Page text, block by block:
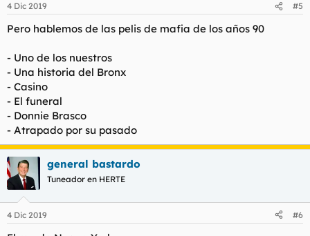
4 Dic 2019 #5
Pero hablemos de las pelis de mafia de los años 90
- Uno de los nuestros
- Una historia del Bronx
- Casino
- El funeral
- Donnie Brasco
- Atrapado por su pasado
general bastardo
Tuneador en HERTE
4 Dic 2019 #6